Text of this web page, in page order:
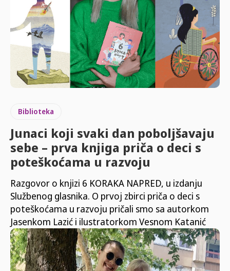
Biblioteka
Junaci koji svaki dan poboljšavaju
sebe – prva knjiga priča o deci s
poteškoćama u razvoju
Razgovor o knjizi 6 KORAKA NAPRED, u izdanju
Službenog glasnika. O prvoj zbirci priča o deci s
poteškoćama u razvoju pričali smo sa autorkom
Jasenkom Lazić i ilustratorkom Vesnom Katanić